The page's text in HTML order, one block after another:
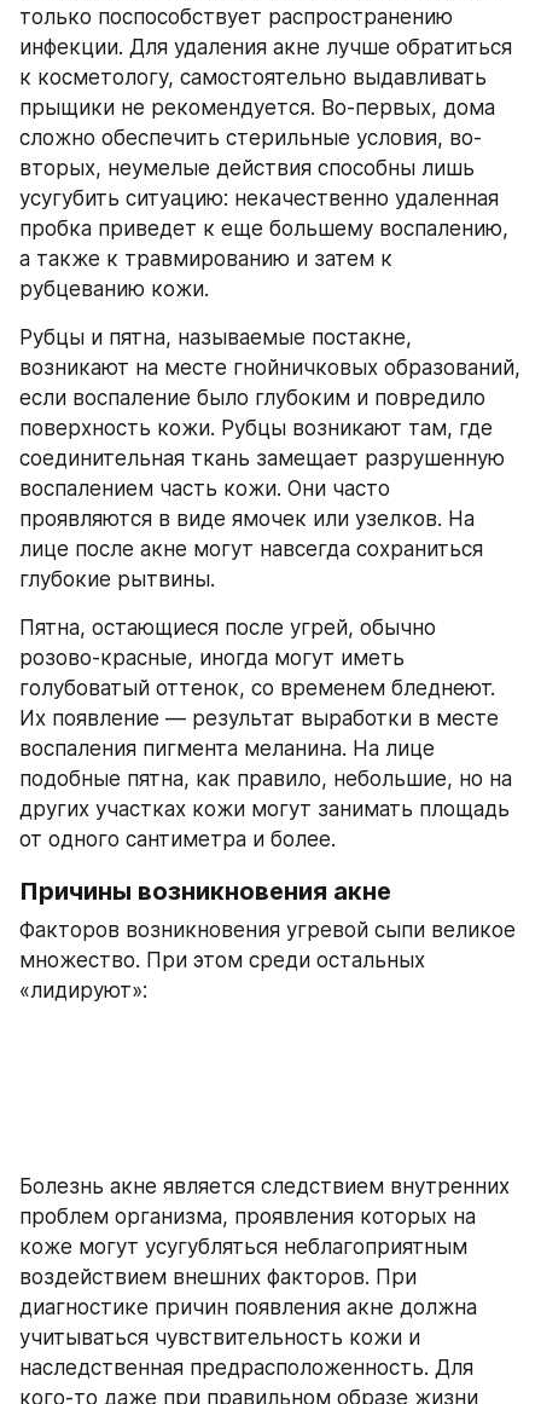
только поспособствует распространению
инфекции. Для удаления акне лучше обратиться
к косметологу, самостоятельно выдавливать
прыщики не рекомендуется. Во-первых, дома
сложно обеспечить стерильные условия, во-
вторых, неумелые действия способны лишь
усугубить ситуацию: некачественно удаленная
пробка приведет к еще большему воспалению,
а также к травмированию и затем к
рубцеванию кожи.
Рубцы и пятна, называемые постакне,
возникают на месте гнойничковых образований,
если воспаление было глубоким и повредило
поверхность кожи. Рубцы возникают там, где
соединительная ткань замещает разрушенную
воспалением часть кожи. Они часто
проявляются в виде ямочек или узелков. На
лице после акне могут навсегда сохраниться
глубокие рытвины.
Пятна, остающиеся после угрей, обычно
розово-красные, иногда могут иметь
голубоватый оттенок, со временем бледнеют.
Их появление — результат выработки в месте
воспаления пигмента меланина. На лице
подобные пятна, как правило, небольшие, но на
других участках кожи могут занимать площадь
от одного сантиметра и более.
Причины возникновения акне
Факторов возникновения угревой сыпи великое
множество. При этом среди остальных
«лидируют»:
Болезнь акне является следствием внутренних
проблем организма, проявления которых на
коже могут усугубляться неблагоприятным
воздействием внешних факторов. При
диагностике причин появления акне должна
учитываться чувствительность кожи и
наследственная предрасположенность. Для
кого-то даже при правильном образе жизни